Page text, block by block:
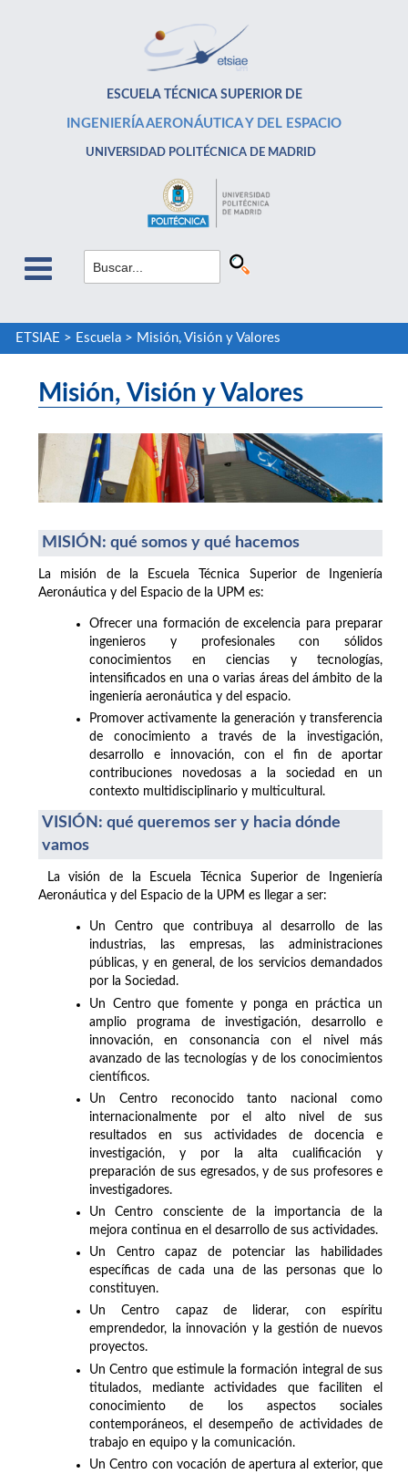
ESCUELA TÉCNICA SUPERIOR DE
INGENIERÍA AERONÁUTICA Y DEL ESPACIO
UNIVERSIDAD POLITÉCNICA DE MADRID
ETSIAE > Escuela> Misión, Visión y Valores
Misión, Visión y Valores
MISIÓN: qué somos y qué hacemos
La misión de la Escuela Técnica Superior de Ingeniería
Aeronáutica y del Espacio de la UPM es:
Ofrecer una formación de excelencia para preparar
ingenieros y profesionales con sólidos
conocimientos en ciencias y tecnologías,
intensificados en una o varias áreas del ámbito de la
ingeniería aeronáutica y del espacio.
Promover activamente la generación y transferencia
de conocimiento a través de la investigación,
desarrollo e innovación, con el fin de aportar
contribuciones novedosas a la sociedad en un
contexto multidisciplinario y multicultural.
VISIÓN: qué queremos ser y hacia dónde
vamos
La visión de la Escuela Técnica Superior de Ingeniería
Aeronáutica y del Espacio de la UPM es llegar a ser:
Un Centro que contribuya al desarrollo de las
industrias, las empresas, las administraciones
públicas, y en general, de los servicios demandados
por la Sociedad.
Un Centro que fomente y ponga en práctica un
amplio programa de investigación, desarrollo e
innovación, en consonancia con el nivel más
avanzado de las tecnologías y de los conocimientos
científicos.
Un Centro reconocido tanto nacional como
internacionalmente por el alto nivel de sus
resultados en sus actividades de docencia e
investigación, y por la alta cualificación y
preparación de sus egresados, y de sus profesores e
investigadores.
Un Centro consciente de la importancia de la
mejora continua en el desarrollo de sus actividades.
Un Centro capaz de potenciar las habilidades
específicas de cada una de las personas que lo
constituyen.
Un Centro capaz de liderar, con espíritu
emprendedor, la innovación y la gestión de nuevos
proyectos.
Un Centro que estimule la formación integral de sus
titulados, mediante actividades que faciliten el
conocimiento de los aspectos sociales
contemporáneos, el desempeño de actividades de
trabajo en equipo y la comunicación.
Un Centro con vocación de apertura al exterior, que